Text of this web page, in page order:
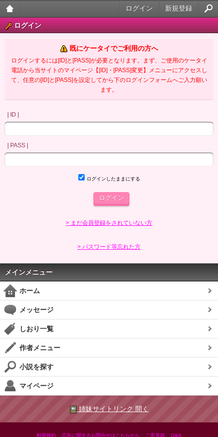
大人
ータ
イ官
新規登録
ログイン
ログイン
既にケータイでご利用の方へ
ログインするには[ID]と[PASS]が必要となります。まず、ご使用のケータイ
電話から当サイトのマイページ【[ID]・[PASS]変更】メニューにアクセスし
て、任意の[ID]と[PASS]を設定してから下のログインフォームへご入力願い
ます。
| ID |
| PASS |
ログインしたままにする
> まだ会員登録をされていない方
> パスワード等忘れた方
メインメニュー
ホーム
メッセージ
しおり一覧
作者メニュー
小説を探す
マイページ
姉妹サイトリンク 開く
利用規約 広告に関するお問合せはこちらから ご意見箱 Q&A